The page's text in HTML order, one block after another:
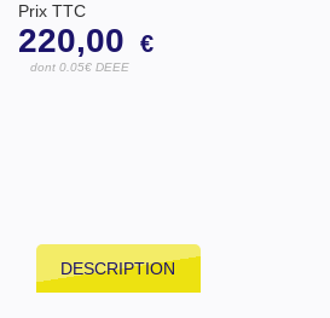
Prix TTC
220,00 €
dont 0.05€ DEEE
DESCRIPTION